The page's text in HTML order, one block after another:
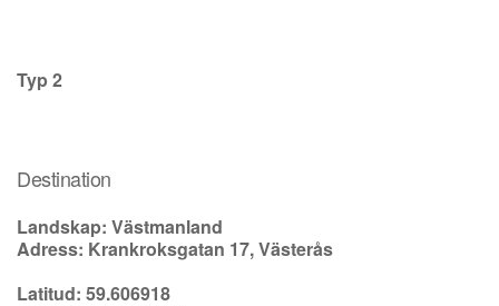
Typ 2
Destination
Landskap: Västmanland
Adress: Krankroksgatan 17, Västerås
Latitud: 59.606918